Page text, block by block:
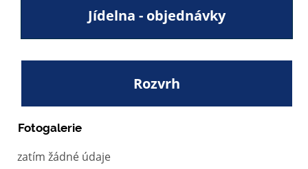
Jídelna - objednávky
Rozvrh
Fotogalerie
zatím žádné údaje